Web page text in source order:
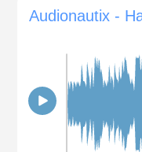
Audionautix -